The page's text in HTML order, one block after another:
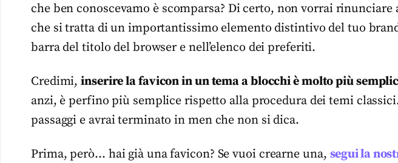
che ben conoscevamo è scomparsa? Di certo, non vorrai rinunciare
che si tratta di un importantissimo elemento distintivo del tuo
barra del titolo del browser e nell’elenco dei preferiti.
Credimi,inserire la favicon in un tema a blocchi è molto più
anzi, è perfino più semplice rispetto alla procedura dei temi
passaggi e avrai terminato in men che non si dica.
Prima, però… hai già una favicon? Se vuoi crearne una, segui la